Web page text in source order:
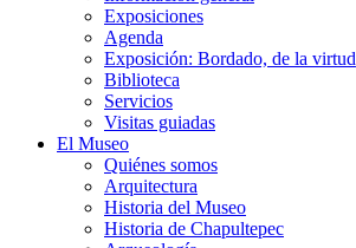
Exposiciones
Agenda
Exposición: Bordado, de la virtud
Biblioteca
Servicios
Visitas guiadas
El Museo
Quiénes somos
Arquitectura
Historia del Museo
Historia de Chapultepec